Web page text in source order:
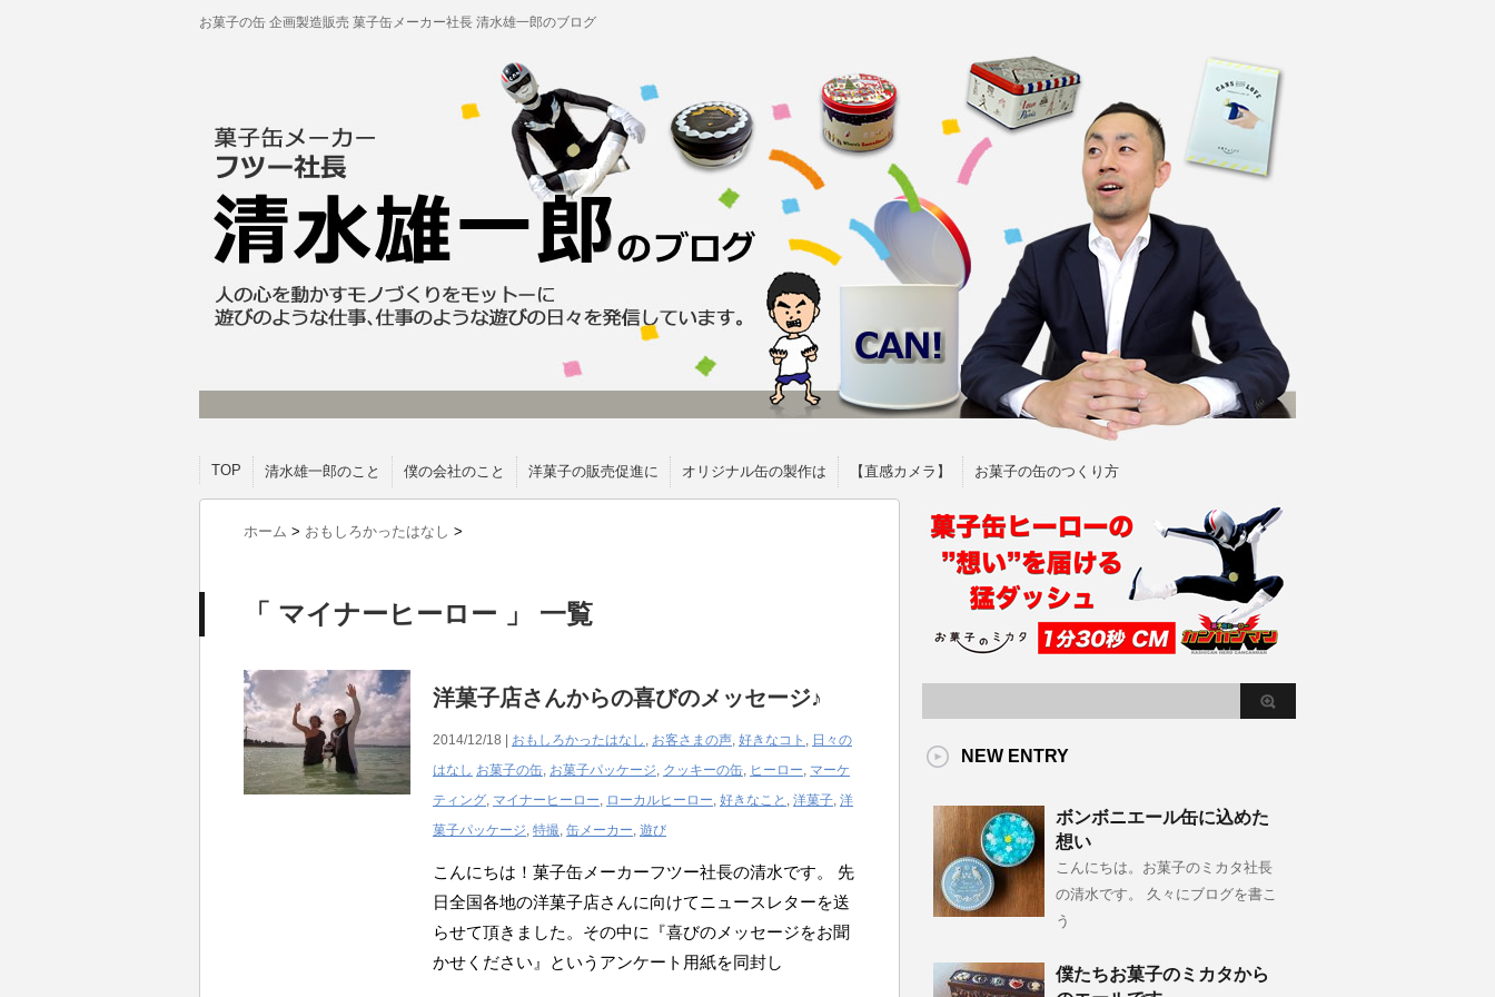
お菓子の缶 企画製造販売 菓子缶メーカー社長 清水雄一郎のブログ
TOP 清水雄一郎のこと 僕の会社のこと 洋菓子の販売促進に オリジナル缶の製作は 【直感カメラ】 お菓子の缶のつくり方
ホーム > おもしろかったはなし >
「 マイナーヒーロー 」 一覧
洋菓子店さんからの喜びのメッセージ♪
2014/12/18 | おもしろかったはなし , お客さまの声, 好きなコト , 日々の
はなし お菓子の缶, お菓子パッケージ, クッキーの缶, ヒーロー, マーケ
ティング, マイナーヒーロー, ローカルヒーロー, 好きなこと , 洋菓子, 洋
菓子パッケージ, 特撮, 缶メーカー, 遊び
こんにちは！菓子缶メーカーフツー社長の清水です。 先
日全国各地の洋菓子店さんに向けてニュースレターを送
らせて頂きました。その中に『喜びのメッセージをお聞
かせください』というアンケート用紙を同封し
NEW ENTRY
ボンボニエール缶に込めた
想い
こんにちは。お菓子のミカタ社長
の清水です。 久々にブログを書こ
う
僕たちお菓子のミカタから